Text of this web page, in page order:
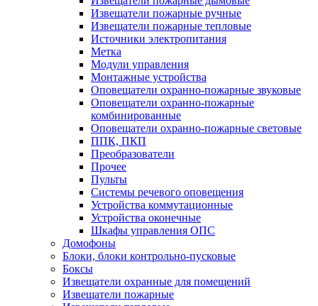
Извещатели пожарные ручные
Извещатели пожарные тепловые
Источники электропитания
Метка
Модули управления
Монтажные устройства
Оповещатели охранно-пожарные звуковые
Оповещатели охранно-пожарные
комбинированные
Оповещатели охранно-пожарные световые
ППК, ПКП
Преобразователи
Прочее
Пульты
Системы речевого оповещения
Устройства коммутационные
Устройства оконечные
Шкафы управления ОПС
Домофоны
Блоки, блоки контрольно-пусковые
Боксы
Извещатели охранные для помещений
Извещатели пожарные